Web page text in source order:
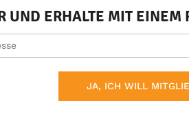
UND ERHALTE MIT
JA, ICH WILL